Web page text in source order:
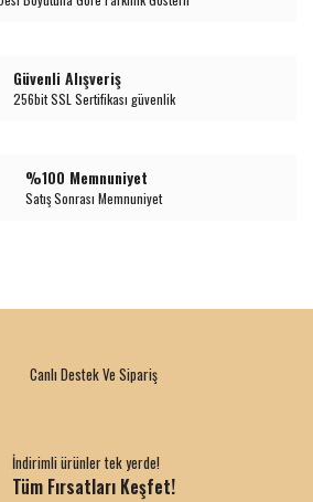
Güvenli Alışveriş
256bit SSL Sertifikası güvenlik
%100 Memnuniyet
Satış Sonrası Memnuniyet
Canlı Destek Ve Sipariş
İndirimli ürünler tek yerde!
Tüm Fırsatları Keşfet!